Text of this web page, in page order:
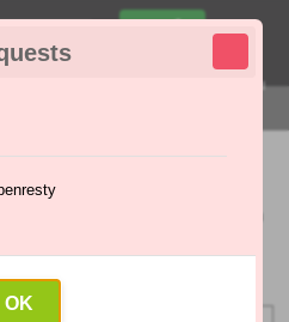
OK
- 16:00
Menu
pomoći. Korovne izrasline u vrtu
ako se radi o plamenjači ili